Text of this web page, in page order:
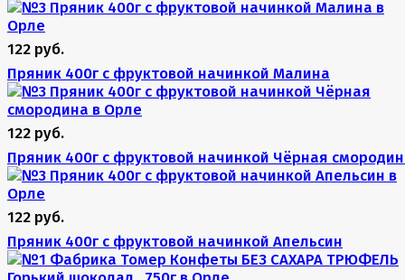
122 руб.
Пряник 400г с фруктовой начинкой Малина
122 руб.
Пряник 400г с фруктовой начинкой Чёрная
122 руб.
Пряник 400г с фруктовой начинкой Апельсин